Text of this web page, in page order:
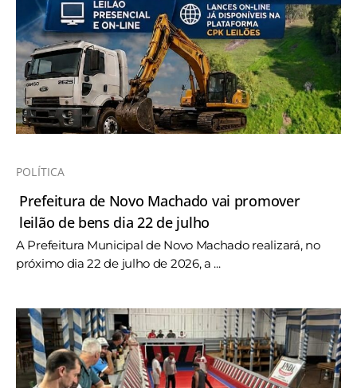
POLÍTICA
Prefeitura de Novo Machado vai promover
leilão de bens dia 22 de julho
A Prefeitura Municipal de Novo Machado realizará, no
próximo dia 22 de julho de 2026, a ...